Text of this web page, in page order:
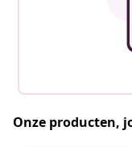
Onze producten,